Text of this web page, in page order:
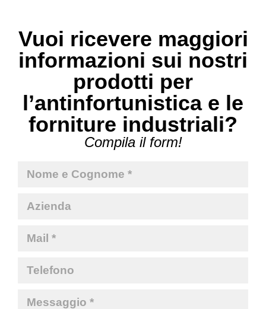
Vuoi ricevere maggiori
informazioni sui nostri
prodotti per
l’antinfortunistica e le
forniture industriali?
Compila il form!